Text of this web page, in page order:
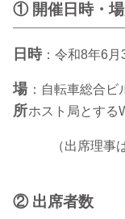
① 開催日時・
日時：令和8年6月
場
所
：自転車総合ビ
ホスト局とする
（出席理事は
② 出席者数